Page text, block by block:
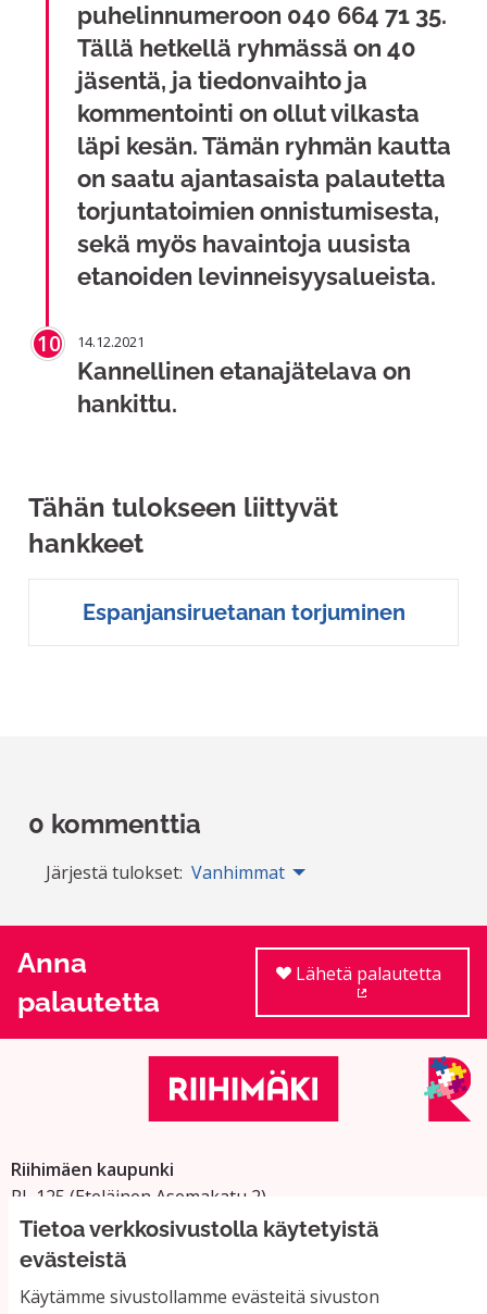
Tietoa verkkosivustolla käytetyistä
evästeistä
Käytämme sivustollamme evästeitä sivuston
puhelinnumeroon 040 664 71 35.
Tällä hetkellä ryhmässä on 40
jäsentä, ja tiedonvaihto ja
kommentointi on ollut vilkasta
läpi kesän. Tämän ryhmän kautta
on saatu ajantasaista palautetta
torjuntatoimien onnistumisesta,
sekä myös havaintoja uusista
etanoiden levinneisyysalueista.
10 14.12.2021
Kannellinen etanajätelava on
hankittu.
Tähän tulokseen liittyvät
hankkeet
Espanjansiruetanan torjuminen
0 kommenttia
Järjestä tulokset: Vanhimmat
Anna
palautetta
Lähetä palautetta
Riihimäen kaupunki
PL 125 (Eteläinen Asemakatu 2)
11101 Riihimäki
Vaihde: 019 758 4000
Sähköpostiosoitteet: